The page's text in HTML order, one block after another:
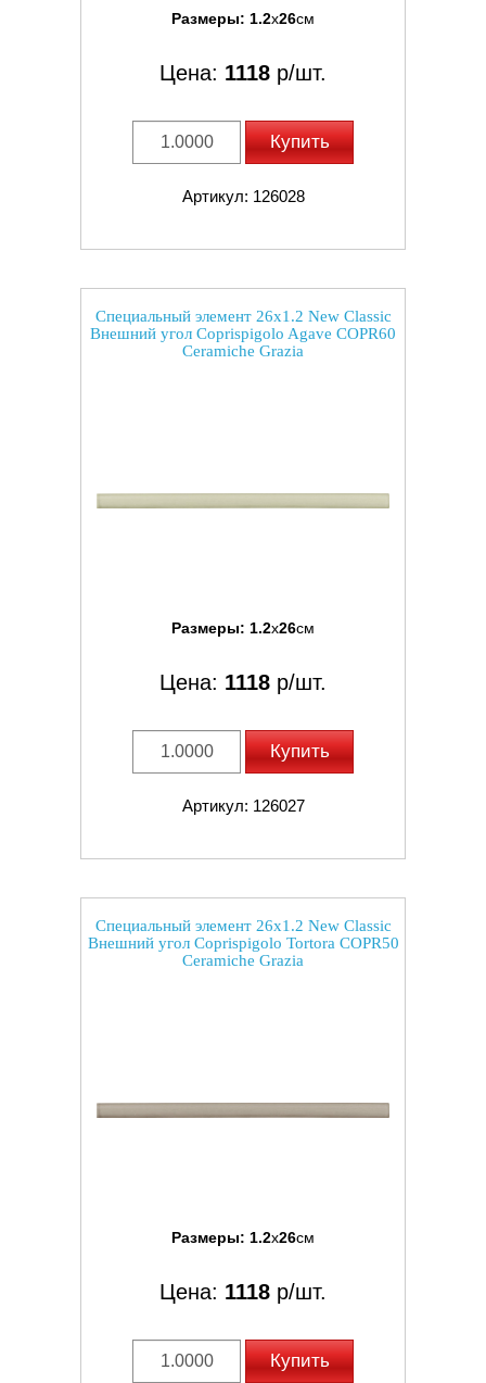
Размеры: 1.2x26см
Цена: 1118 р/шт.
Купить
Артикул: 126028
Специальный элемент 26x1.2 New Classic
Внешний угол Coprispigolo Agave COPR60
Ceramiche Grazia
Размеры: 1.2x26см
Цена: 1118 р/шт.
Купить
Артикул: 126027
Специальный элемент 26x1.2 New Classic
Внешний угол Coprispigolo Tortora COPR50
Ceramiche Grazia
Размеры: 1.2x26см
Цена: 1118 р/шт.
Купить